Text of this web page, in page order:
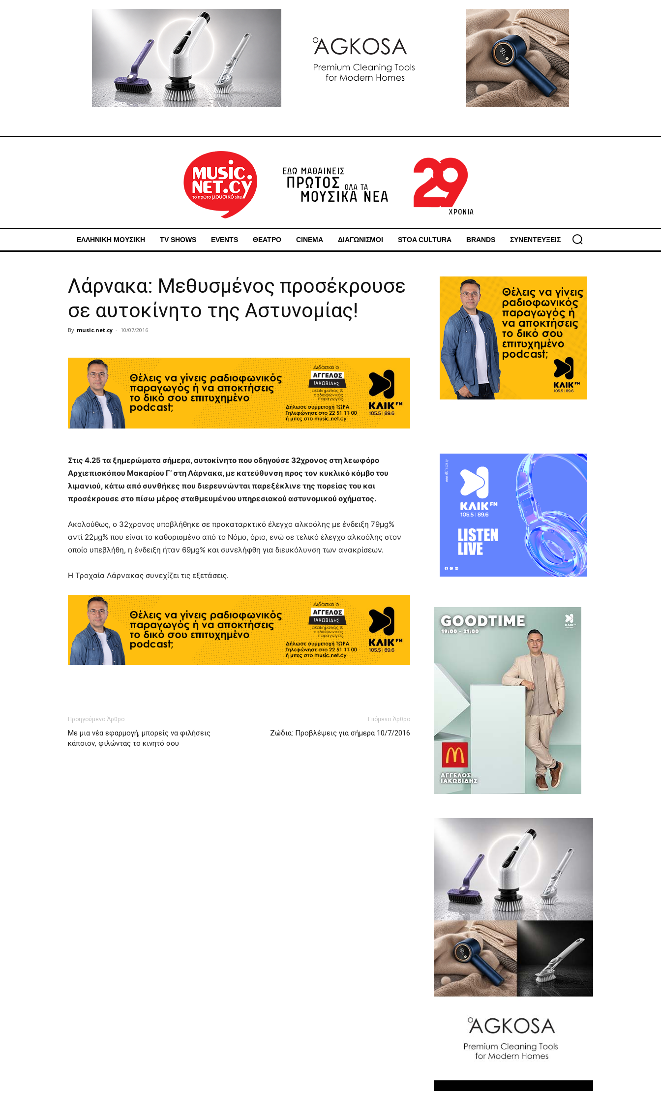
ΕΛΛΗΝΙΚΗ ΜΟΥΣΙΚΗ TV SHOWS EVENTS ΘΕΑΤΡΟ CINEMA ΔΙΑΓΩΝΙΣΜΟΙ STOA CULTURA BRANDS ΣΥΝΕΝΤΕΥΞΕΙΣ
Λάρνακα: Μεθυσμένος προσέκρουσε
σε αυτοκίνητο της Αστυνομίας!
By music.net.cy - 10/07/2016
Στις 4.25 τα ξημερώματα σήμερα, αυτοκίνητο που οδηγούσε 32χρονος στη λεωφόρο
Αρχιεπισκόπου Μακαρίου Γ’ στη Λάρνακα, με κατεύθυνση προς τον κυκλικό κόμβο του
λιμανιού, κάτω από συνθήκες που διερευνώνται παρεξέκλινε της πορείας του και
προσέκρουσε στο πίσω μέρος σταθμευμένου υπηρεσιακού αστυνομικού οχήματος.
Ακολούθως, ο 32χρονος υποβλήθηκε σε προκαταρκτικό έλεγχο αλκοόλης με ένδειξη 79μg%
αντί 22μg% που είναι το καθορισμένο από το Νόμο, όριο, ενώ σε τελικό έλεγχο αλκοόλης στον
οποίο υπεβλήθη, η ένδειξη ήταν 69μg% και συνελήφθη για διευκόλυνση των ανακρίσεων.
Η Τροχαία Λάρνακας συνεχίζει τις εξετάσεις.
Προηγούμενο Άρθρο
Mε μια νέα εφαρμογή, μπορείς να φιλήσεις
κάποιον, φιλώντας το κινητό σου
Επόμενο Άρθρο
Ζώδια: Προβλέψεις για σήμερα 10/7/2016